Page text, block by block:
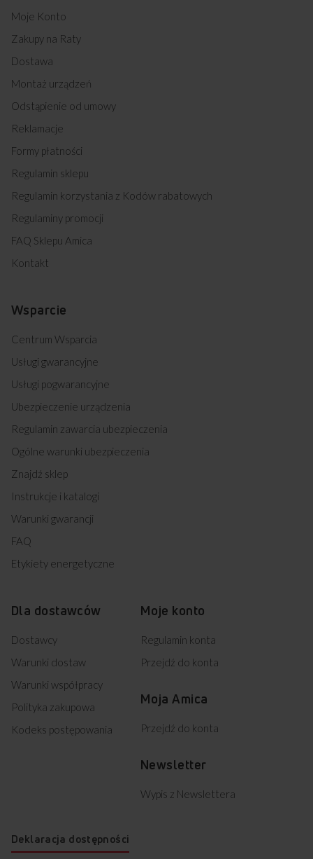
Moje Konto
Zakupy na Raty
Dostawa
Montaż urządzeń
Odstąpienie od umowy
Reklamacje
Formy płatności
Regulamin sklepu
Regulamin korzystania z Kodów rabatowych
Regulaminy promocji
FAQ Sklepu Amica
Kontakt
Wsparcie
Centrum Wsparcia
Usługi gwarancyjne
Usługi pogwarancyjne
Ubezpieczenie urządzenia
Regulamin zawarcia ubezpieczenia
Ogólne warunki ubezpieczenia
Znajdź sklep
Instrukcje i katalogi
Warunki gwarancji
FAQ
Etykiety energetyczne
Dla dostawców
Dostawcy
Warunki dostaw
Warunki współpracy
Polityka zakupowa
Kodeks postępowania
Moje konto
Regulamin konta
Przejdź do konta
Moja Amica
Przejdź do konta
Newsletter
Wypis z Newslettera
Deklaracja dostępności